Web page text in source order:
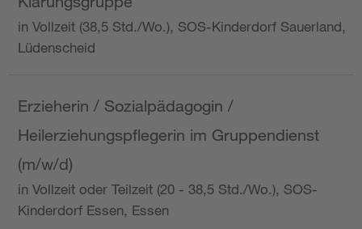
in Vollzeit (38,5 Std./Wo.), SOS-Kinderdorf Sauerland,
Lüdenscheid
Erzieherin / Sozialpädagogin /
Heilerziehungspflegerin im Gruppendienst
(m/w/d)
in Vollzeit oder Teilzeit (20 - 38,5 Std./Wo.), SOS-
Kinderdorf Essen, Essen